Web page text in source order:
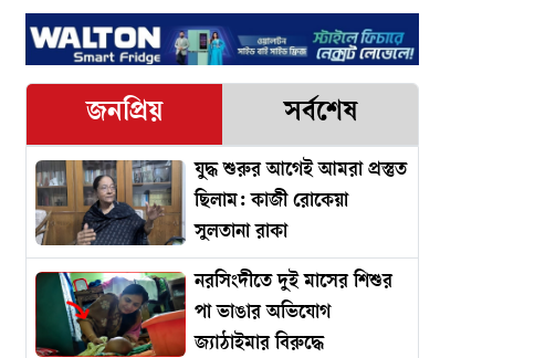
জনপ্রিয় সর্বশেষ
যুদ্ধ শুরুর আগেই আমরা প্রস্তুত
ছিলাম: কাজী রোকেয়া
সুলতানা রাকা
নরসিংদীতে দুই মাসের শিশুর
পা ভাঙার অভিযোগ
জ্যাঠাইমার বিরুদ্ধে